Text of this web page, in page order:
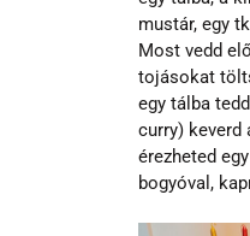
mustár, egy
Most vedd
tojásokat
egy tálba
curry) keverd
érezheted
bogyóval,